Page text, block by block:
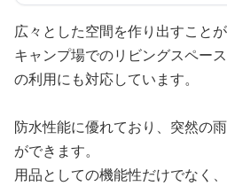
広々とした空間を作り出すこと
キャンプ場でのリビングスペー
の利用にも対応しています。
防水性能に優れており、突然の
ができます。
用品としての機能性だけでなく